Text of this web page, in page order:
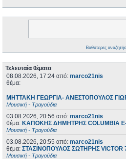
Βαθύτερες
Τελευταία θέματα
08.08.2026, 17:24 από: marco21nis
θέμα:
ΜΗΤΤΑΚΗ ΓΕΩΡΓΙΑ- ΑΝΕΣΤΟΠΟΥΛΟΣ
Μουσική - Τραγούδια
03.08.2026, 20:56 από: marco21nis
θέμα: ΚΑΠΟΚΗΣ ΔΗΜΗΤΡΗΣ COLUMBIA E-
Μουσική - Τραγούδια
03.08.2026, 20:55 από: marco21nis
θέμα: ΣΤΑΣΙΝΟΠΟΥΛΟΣ ΣΩΤΗΡΗΣ VICTOR
Μουσική - Τραγούδια